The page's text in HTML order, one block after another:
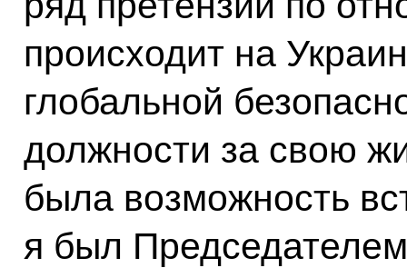
происходит на
глобальной
должности за свою
была возможность
я был